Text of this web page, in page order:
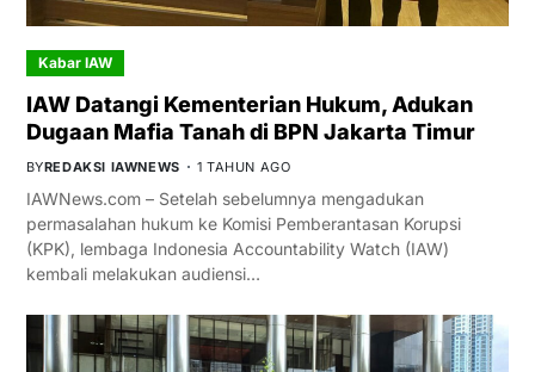
Kabar IAW
IAW Datangi Kementerian Hukum, Adukan
Dugaan Mafia Tanah di BPN Jakarta Timur
BYREDAKSI IAWNEWS 1 TAHUN AGO
IAWNews.com – Setelah sebelumnya mengadukan
permasalahan hukum ke Komisi Pemberantasan Korupsi
(KPK), lembaga Indonesia Accountability Watch (IAW)
kembali melakukan audiensi…